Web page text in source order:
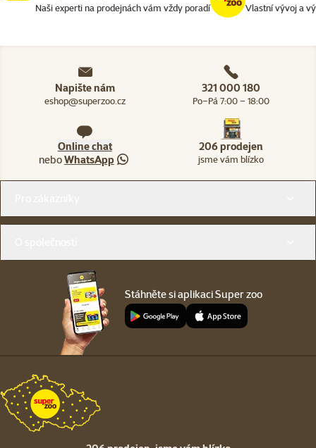
Naši experti na prodejnách vám vždy poradí Vlastní vývoj a
Napište nám
eshop@superzoo.cz
321 000 180
Po–Pá 7:00 – 18:00
Online chat
neboWhatsApp
206 prodejen
jsme vám blízko
Stáhněte si aplikaci Super zoo